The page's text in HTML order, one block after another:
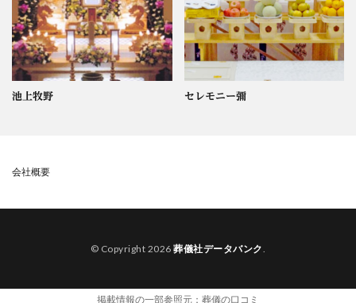
池上牧野 セレモニー彌
会社概要
© Copyright 2026葬儀社データバンク.
掲載情報の一部参照元： 葬儀の口コミ